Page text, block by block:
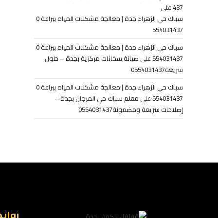
437 على
سباك حي الزهراء جدة | معالجة مشكلات المياه ببراعة 0
554031437
سباك حي الزهراء جدة | معالجة مشكلات المياه ببراعة 0
554031437علىصيانة سخانات مركزية بجدة – حلول
سريعة0554031437
سباك حي الزهراء جدة | معالجة مشكلات المياه ببراعة 0
554031437علىمعلم سباك حي المرجان بجدة –
إصلاحات سريعة ومضمونة0554031437